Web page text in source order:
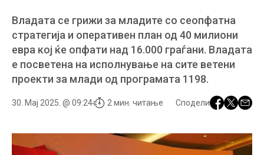
Владата се грижи за младите со сеопфатна
стратегија и оперативен план од 40 милиони
евра кој ќе опфати над 16.000 граѓани. Владата
е посветена на исполнување на сите ветени
проекти за млади од програмата 1198.
30. Мај 2025. @ 09:24 2 мин. читање Сподели